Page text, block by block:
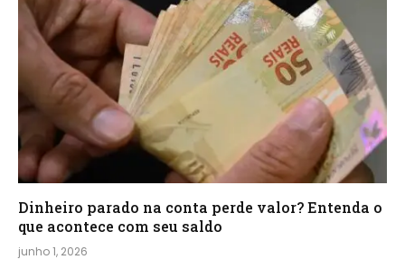
Dinheiro parado na conta perde valor? Entenda o
que acontece com seu saldo
junho 1, 2026